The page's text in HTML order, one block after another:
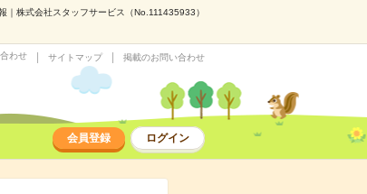
株式会社スタッフサービス（No.111435933）
わせ サイトマップ 掲載のお問い合わせ
会員登録 ログイン